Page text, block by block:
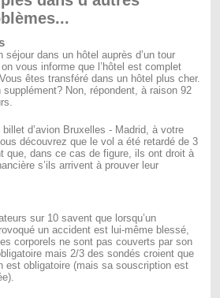
séjour dans un hôtel auprès d’un tour
vous informe que l’hôtel est complet
êtes transféré dans un hôtel plus cher.
supplément? Non, répondent, à raison 92
d’avion Bruxelles - Madrid, à votre
découvrez que le vol a été retardé de 3
que, dans ce cas de figure, ils ont droit à
s’ils arrivent à prouver leur
sur 10 savent que lorsqu’un
un accident est lui-même blessé,
corporels ne sont pas couverts par son
mais 2/3 des sondés croient que
est obligatoire (mais sa souscription est